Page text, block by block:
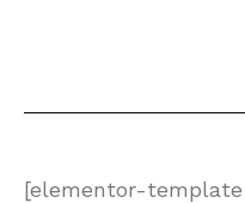
[elementor-template